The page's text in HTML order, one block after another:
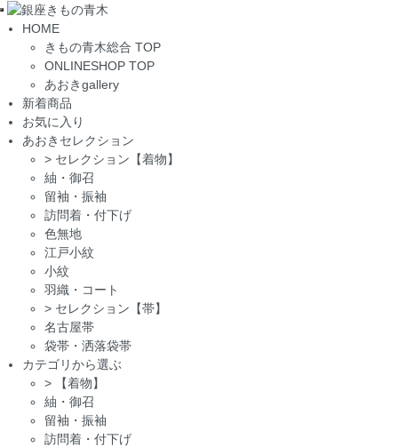
Toggle
navigation
HOME
きもの青木総合 TOP
ONLINESHOP TOP
あおきgallery
新着商品
お気に入り
あおきセレクション
> セレクション【着物】
紬・御召
留袖・振袖
訪問着・付下げ
色無地
江戸小紋
小紋
羽織・コート
> セレクション【帯】
名古屋帯
袋帯・洒落袋帯
カテゴリから選ぶ
>
【着物】
紬・御召
留袖・振袖
訪問着・付下げ